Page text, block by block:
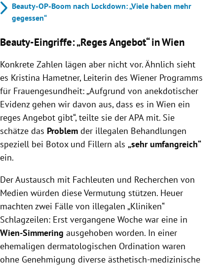
Beauty-OP-Boom nach Lockdown: „Viele haben mehr
gegessen“
Beauty-Eingriffe: „Reges Angebot“ in Wien
Konkrete Zahlen lägen aber nicht vor. Ähnlich sieht
es Kristina Hametner, Leiterin des Wiener Programms
für Frauengesundheit: „Aufgrund von anekdotischer
Evidenz gehen wir davon aus, dass es in Wien ein
reges Angebot gibt“, teilte sie der APA mit. Sie
schätze das Problem der illegalen Behandlungen
speziell bei Botox und Fillern als „sehr umfangreich“
ein.
Der Austausch mit Fachleuten und Recherchen von
Medien würden diese Vermutung stützen. Heuer
machten zwei Fälle von illegalen „Kliniken“
Schlagzeilen: Erst vergangene Woche war eine in
Wien-Simmering ausgehoben worden. In einer
ehemaligen dermatologischen Ordination waren
ohne Genehmigung diverse ästhetisch-medizinische